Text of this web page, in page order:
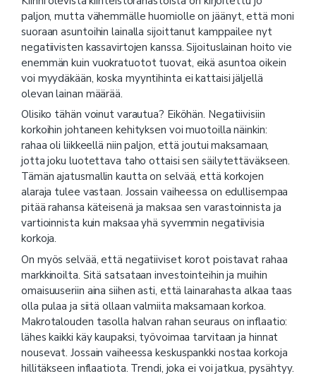
paljon, mutta vähemmälle huomiolle on jäänyt, että moni
suoraan asuntoihin lainalla sijoittanut kamppailee nyt
negatiivisten kassavirtojen kanssa. Sijoituslainan hoito vie
enemmän kuin vuokratuotot tuovat, eikä asuntoa oikein
voi myydäkään, koska myyntihinta ei kattaisi jäljellä
olevan lainan määrää.
Olisiko tähän voinut varautua? Eiköhän. Negatiivisiin
korkoihin johtaneen kehityksen voi muotoilla näinkin:
rahaa oli liikkeellä niin paljon, että joutui maksamaan,
jotta joku luotettava taho ottaisi sen säilytettäväkseen.
Tämän ajatusmallin kautta on selvää, että korkojen
alaraja tulee vastaan. Jossain vaiheessa on edullisempaa
pitää rahansa käteisenä ja maksaa sen varastoinnista ja
vartioinnista kuin maksaa yhä syvemmin negatiivisia
korkoja.
On myös selvää, että negatiiviset korot poistavat rahaa
markkinoilta. Sitä satsataan investointeihin ja muihin
omaisuuseriin aina siihen asti, että lainarahasta alkaa taas
olla pulaa ja siitä ollaan valmiita maksamaan korkoa.
Makrotalouden tasolla halvan rahan seuraus on inflaatio:
lähes kaikki käy kaupaksi, työvoimaa tarvitaan ja hinnat
nousevat. Jossain vaiheessa keskuspankki nostaa korkoja
hillitäkseen inflaatiota. Trendi, joka ei voi jatkua, pysähtyy.